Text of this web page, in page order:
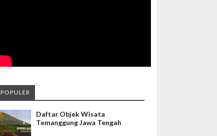
POPULER
Daftar Objek Wisata
Temanggung Jawa Tengah